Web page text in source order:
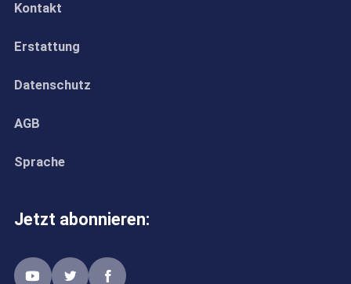
Kontakt
Erstattung
Datenschutz
AGB
Sprache
Jetzt abonnieren: